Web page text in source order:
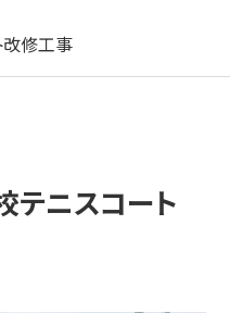
修工事
テニスコート